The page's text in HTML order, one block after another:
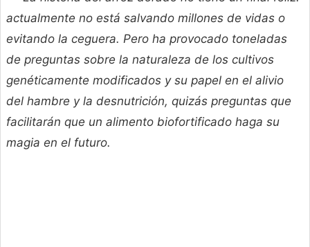
actualmente no está salvando millones de vidas o
evitando la ceguera. Pero ha provocado toneladas
de preguntas sobre la naturaleza de los cultivos
genéticamente modificados y su papel en el alivio
del hambre y la desnutrición, quizás preguntas que
facilitarán que un alimento biofortificado haga su
magia en el futuro.